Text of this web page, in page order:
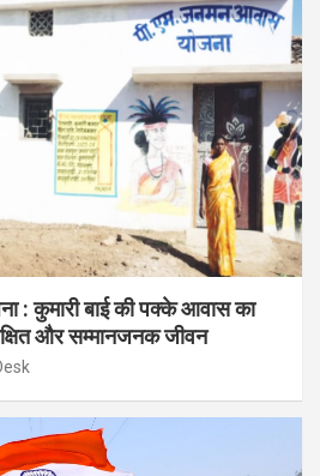
: कुमारी बाई की पक्के आवास का
और सम्मानजनक जीवन